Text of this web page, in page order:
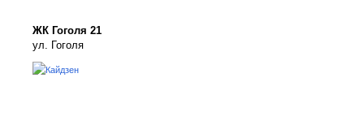
ЖК Гоголя 21
ул. Гоголя